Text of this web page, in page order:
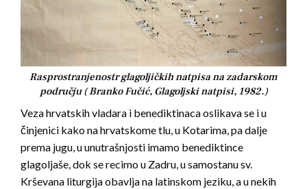
Rasprostranjenostr glagoljičkih natpisa na zadarskom
području ( Branko Fučić, Glagoljski natpisi, 1982.)
Veza hrvatskih vladara i benediktinaca oslikava se i u
činjenici kako na hrvatskome tlu, u Kotarima, pa dalje
prema jugu, u unutrašnjosti imamo benediktince
glagoljaše, dok se recimo u Zadru, u samostanu sv.
Krševana liturgija obavlja na latinskom jeziku, a u nekih